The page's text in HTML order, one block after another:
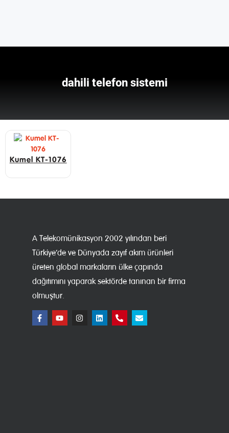
dahili telefon sistemi
Kumel KT-1076
A Telekomünikasyon 2002 yılından beri
Türkiye’de ve Dünyada zayıf akım ürünleri
üreten global markaların ülke çapında
dağıtımını yaparak sektörde tanınan bir firma
olmuştur.